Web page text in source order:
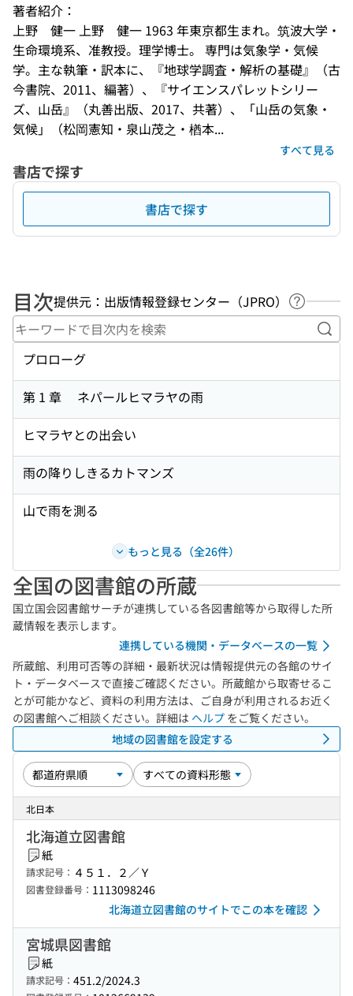
著者紹介：
上野　健一 上野　健一 1963 年東京都生まれ。筑波大学・
生命環境系、准教授。理学博士。 専門は気象学・気候
学。主な執筆・訳本に、『地球学調査・解析の基礎』（古
今書院、2011、編著）、『サイエンスパレットシリー
ズ、山岳』（丸善出版、2017、共著）、「山岳の気象・
気候」（松岡憲知・泉山茂之・楢本...
すべて見る
書店で探す
書店で探す
目次提供元：出版情報登録センター（JPRO）
ヘルプペ
キ
プロローグ
第 1 章 ネパールヒマラヤの雨
ヒマラヤとの出会い
雨の降りしきるカトマンズ
山で雨を測る
もっと見る（全26件）
全国の図書館の所蔵
国立国会図書館サーチが連携している各図書館等から取得した所
蔵情報を表示します。
連携している機関・データベースの一覧
所蔵館、利用可否等の詳細・最新状況は情報提供元の各館のサイ
ト・データベースで直接ご確認ください。所蔵館から取寄せるこ
とが可能かなど、資料の利用方法は、ご自身が利用されるお近く
の図書館へご相談ください。詳細は ヘルプ をご覧ください。
地域の図書館を設定する
北日本
北海道立図書館
紙
請求記号： ４５１．２／Ｙ
図書登録番号： 1113098246
北海道立図書館のサイトでこの本を確認
宮城県図書館
紙
請求記号： 451.2/2024.3